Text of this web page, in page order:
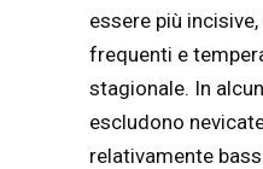
essere più
frequenti e
stagionale. In
escludono
relativamente